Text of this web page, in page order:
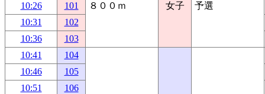
８００ｍ 女子 予選
10:26
101
10:31
102
10:36
103
10:41
104
10:46
105
10:51
106